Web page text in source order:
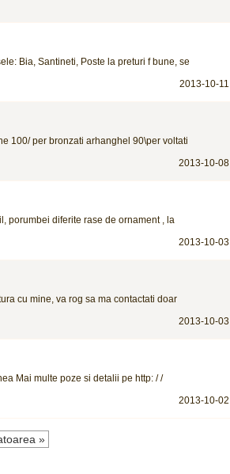
Bia, Santineti, Poste la preturi f bune, se
2013-10-11
100/ per bronzati arhanghel 90\per voltati
2013-10-08
porumbei diferite rase de ornament , la
2013-10-03
cu mine, va rog sa ma contactati doar
2013-10-03
Mai multe poze si detalii pe http: / /
2013-10-02
»